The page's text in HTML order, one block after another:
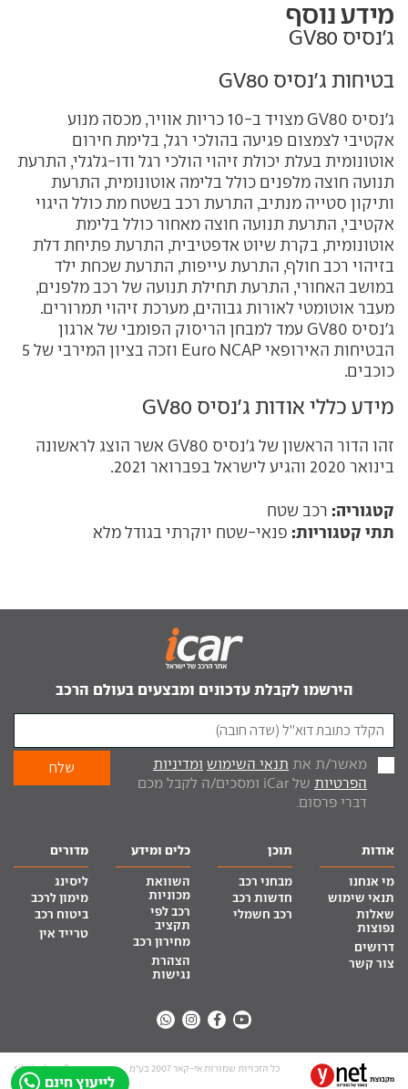
מידע נוסף
ג'נסיס GV80
בטיחות ג'נסיס GV80
ג'נסיס GV80 מצויד ב-10 כריות אוויר, מכסה מנוע
אקטיבי לצמצום פגיעה בהולכי רגל, בלימת חירום
אוטונומית בעלת יכולת זיהוי הולכי רגל ודו-גלגלי, התרעת
תנועה חוצה מלפנים כולל בלימה אוטונומית, התרעת
ותיקון סטייה מנתיב, התרעת רכב בשטח מת כולל היגוי
אקטיבי, התרעת תנועה חוצה מאחור כולל בלימת
אוטונומית, בקרת שיוט אדפטיבית, התרעת פתיחת דלת
בזיהוי רכב חולף, התרעת עייפות, התרעת שכחת ילד
במושב האחורי, התרעת תחילת תנועה של רכב מלפנים,
מעבר אוטומטי לאורות גבוהים, מערכת זיהוי תמרורים.
ג'נסיס GV80 עמד למבחן הריסוק הפומבי של ארגון
הבטיחות האירופאי Euro NCAP וזכה בציון המירבי של 5
כוכבים.
מידע כללי אודות ג'נסיס GV80
זהו הדור הראשון של ג'נסיס GV80 אשר הוצג לראשונה
בינואר 2020 והגיע לישראל בפברואר 2021.
קטגוריה: רכב שטח
תתי קטגוריות: פנאי-שטח יוקרתי בגודל מלא
לייעוץ חינם
הירשמו לקבלת עדכונים ומבצעים בעולם הרכב
מאשר/ת את תנאי השימוש ומדיניות
הפרטיות
של iCar ומסכים/ה לקבל מכם
דברי פרסום.
אודות
מי אנחנו
תנאי שימוש
שאלות
נפוצות
דרושים
צור קשר
תוכן
מבחני רכב
חדשות רכב
רכב חשמלי
כלים ומידע
השוואת
מכוניות
רכב לפי
תקציב
מחירון רכב
הצהרת
נגישות
מדורים
ליסינג
מימון לרכב
ביטוח רכב
טרייד אין
כל הזכויות שמורות אי-קאר 2007 בע”מ site by tq.soft